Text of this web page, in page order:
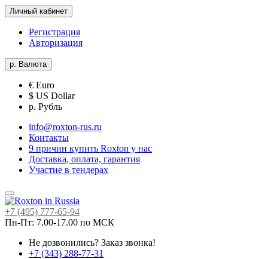
Личный кабинет
Регистрация
Авторизация
р. Валюта
€ Euro
$ US Dollar
р. Рубль
info@roxton-rus.ru
Контакты
9 причин купить Roxton у нас
Доставка, оплата, гарантия
Участие в тендерах
+7 (495) 777-65-94
Пн-Пт: 7.00-17.00 по МСК
Не дозвонились? Заказ звонка!
+7 (343) 288-77-31